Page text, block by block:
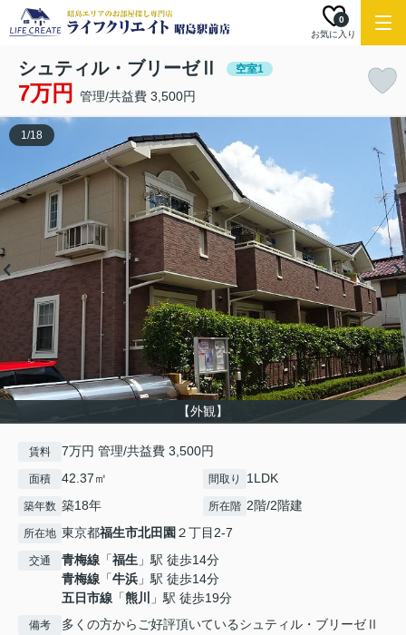
お気に入り
0
シュティル・ブリーゼⅡ 空室1
7万円 管理/共益費 3,500円
【外観】
1/18
賃料 7万円 管理/共益費 3,500円
面積 42.37㎡ 間取り 1LDK
築年数 築18年 所在階 2階/2階建
所在地 東京都福生市北田園 ２丁目2-7
交通 青梅線 「福生 」駅 徒歩14分
青梅線 「牛浜 」駅 徒歩14分
五日市線 「熊川 」駅 徒歩19分
備考
多くの方からご好評頂いているシュティル・ブリーゼⅡ